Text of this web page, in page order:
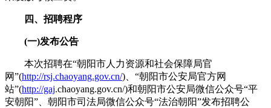
四、招聘程序
(一)发布公告
本次招聘在“朝阳市人力资源和社会保障局官
网”(http://rsj.chaoyang.gov.cn/)、“朝阳市公安局官方网
站”(http://gaj.chaoyang.gov.cn/)和朝阳市公安局微信公众号“平
安朝阳”、朝阳市司法局微信公众号“法治朝阳”发布招聘公